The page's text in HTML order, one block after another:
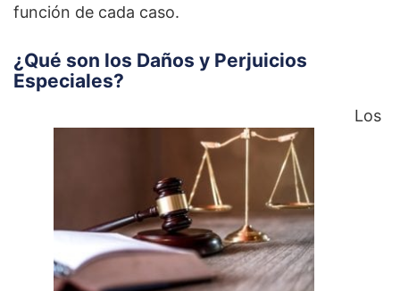
función de cada caso.
¿Qué son los Daños y Perjuicios
Especiales?
Los